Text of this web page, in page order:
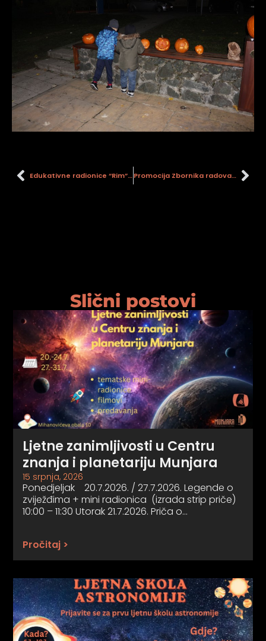
Edukativne radionice “Rim”i “Kršćansko Osmanski sukobi” Promocija Zbornika radova „Rijeka Sava u povijesti“
Slični postovi
Ljetne zanimljivosti u Centru
znanja i planetariju Munjara
15 srpnja, 2026
Ponedjeljak 20.7.2026. / 27.7.2026. Legende o
zviježđima + mini radionica (izrada strip priče)
10:00 – 11:30 Utorak 21.7.2026. Priča o…
Pročitaj >